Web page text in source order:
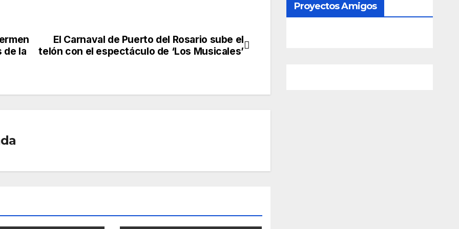
El Carnaval de Puerto del Rosario sube el
telón con el espectáculo de ‘Los Musicales’
de la
Proyectos Amigos